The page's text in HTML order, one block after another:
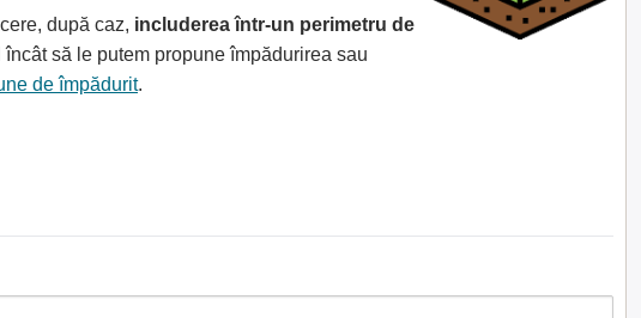
după caz, includerea într-un perimetru de
încât să le putem propune împădurirea sau
de împădurit.